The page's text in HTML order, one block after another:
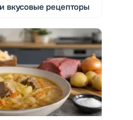
вкусовые рецепторы